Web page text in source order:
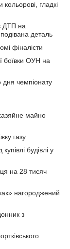
гладкі
ДТП на
деталь
фіналісти
боївки ОУН на
дня чемпіонату
майно
газу
будівлі у
на 28 тисяч
нагороджений
з